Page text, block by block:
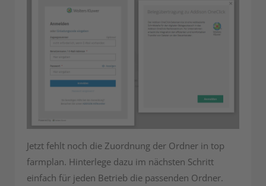
Jetzt fehlt noch die Zuordnung der Ordner in top
farmplan. Hinterlege dazu im nächsten Schritt
einfach für jeden Betrieb die passenden Ordner.